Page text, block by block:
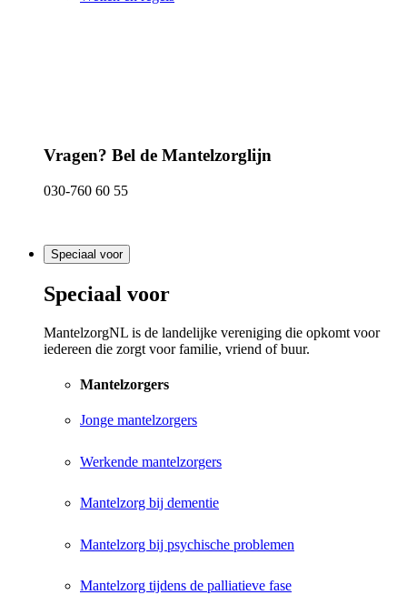
Vragen? Bel de Mantelzorglijn
030-760 60 55
Speciaal voor
Speciaal voor
MantelzorgNL is de landelijke vereniging die opkomt voor
iedereen die zorgt voor familie, vriend of buur.
Mantelzorgers
Jonge mantelzorgers
Werkende mantelzorgers
Mantelzorg bij dementie
Mantelzorg bij psychische problemen
Mantelzorg tijdens de palliatieve fase